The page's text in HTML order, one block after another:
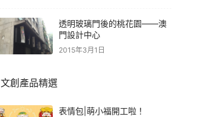
透明玻璃門後的桃花園——澳
門設計中心
2015年3月1日
文創產品精選
表情包|萌小福開工啦！